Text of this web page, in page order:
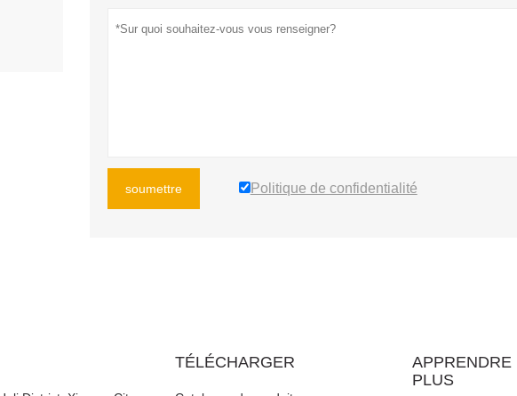
soumettre Politique de confidentialité
TÉLÉCHARGER
APPRENDRE
PLUS